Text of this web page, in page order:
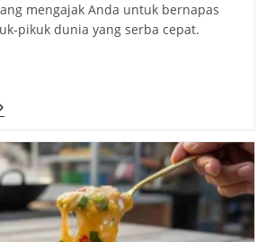
mengajak Anda untuk bernapas
pikuk dunia yang serba cepat.
175